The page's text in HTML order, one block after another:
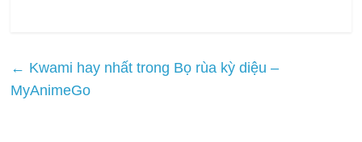
← Kwami hay nhất trong Bọ rùa kỳ diệu –
MyAnimeGo